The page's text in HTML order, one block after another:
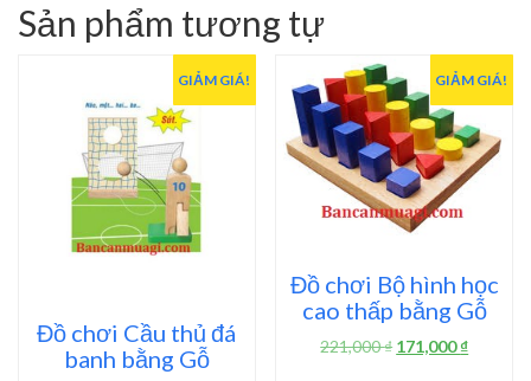
Sản phẩm tương tự
GIẢM GIÁ!
Đồ chơi Cầu thủ đá
banh bằng Gỗ
GIẢM GIÁ!
Đồ chơi Bộ hình học
cao thấp bằng Gỗ
221,000₫ Giá
171,000₫Giá